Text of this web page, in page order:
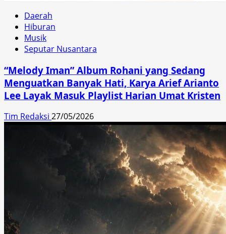
Daerah
Hiburan
Musik
Seputar Nusantara
“Melody Iman” Album Rohani yang Sedang
Menguatkan Banyak Hati, Karya Arief Arianto
Lee Layak Masuk Playlist Harian Umat Kristen
Tim Redaksi 27/05/2026